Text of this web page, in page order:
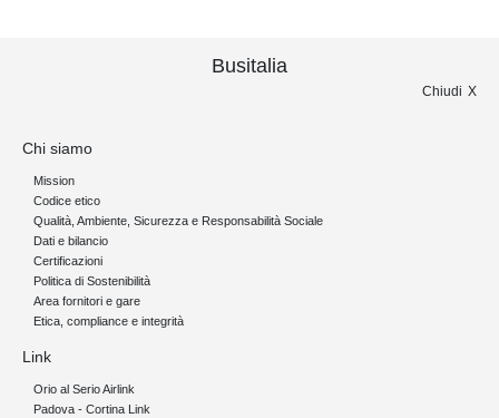
Busitalia
Chiudi
Chi siamo
Mission
Codice etico
Qualità, Ambiente, Sicurezza e Responsabilità Sociale
Dati e bilancio
Certificazioni
Politica di Sostenibilità
Area fornitori e gare
Etica, compliance e integrità
Link
Orio al Serio Airlink
Padova - Cortina Link